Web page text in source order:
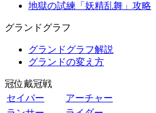
地獄の試練「妖精乱舞」攻略
グランドグラフ
グランドグラフ解説
グランドの変え方
冠位戴冠戦
セイバー
アーチャー